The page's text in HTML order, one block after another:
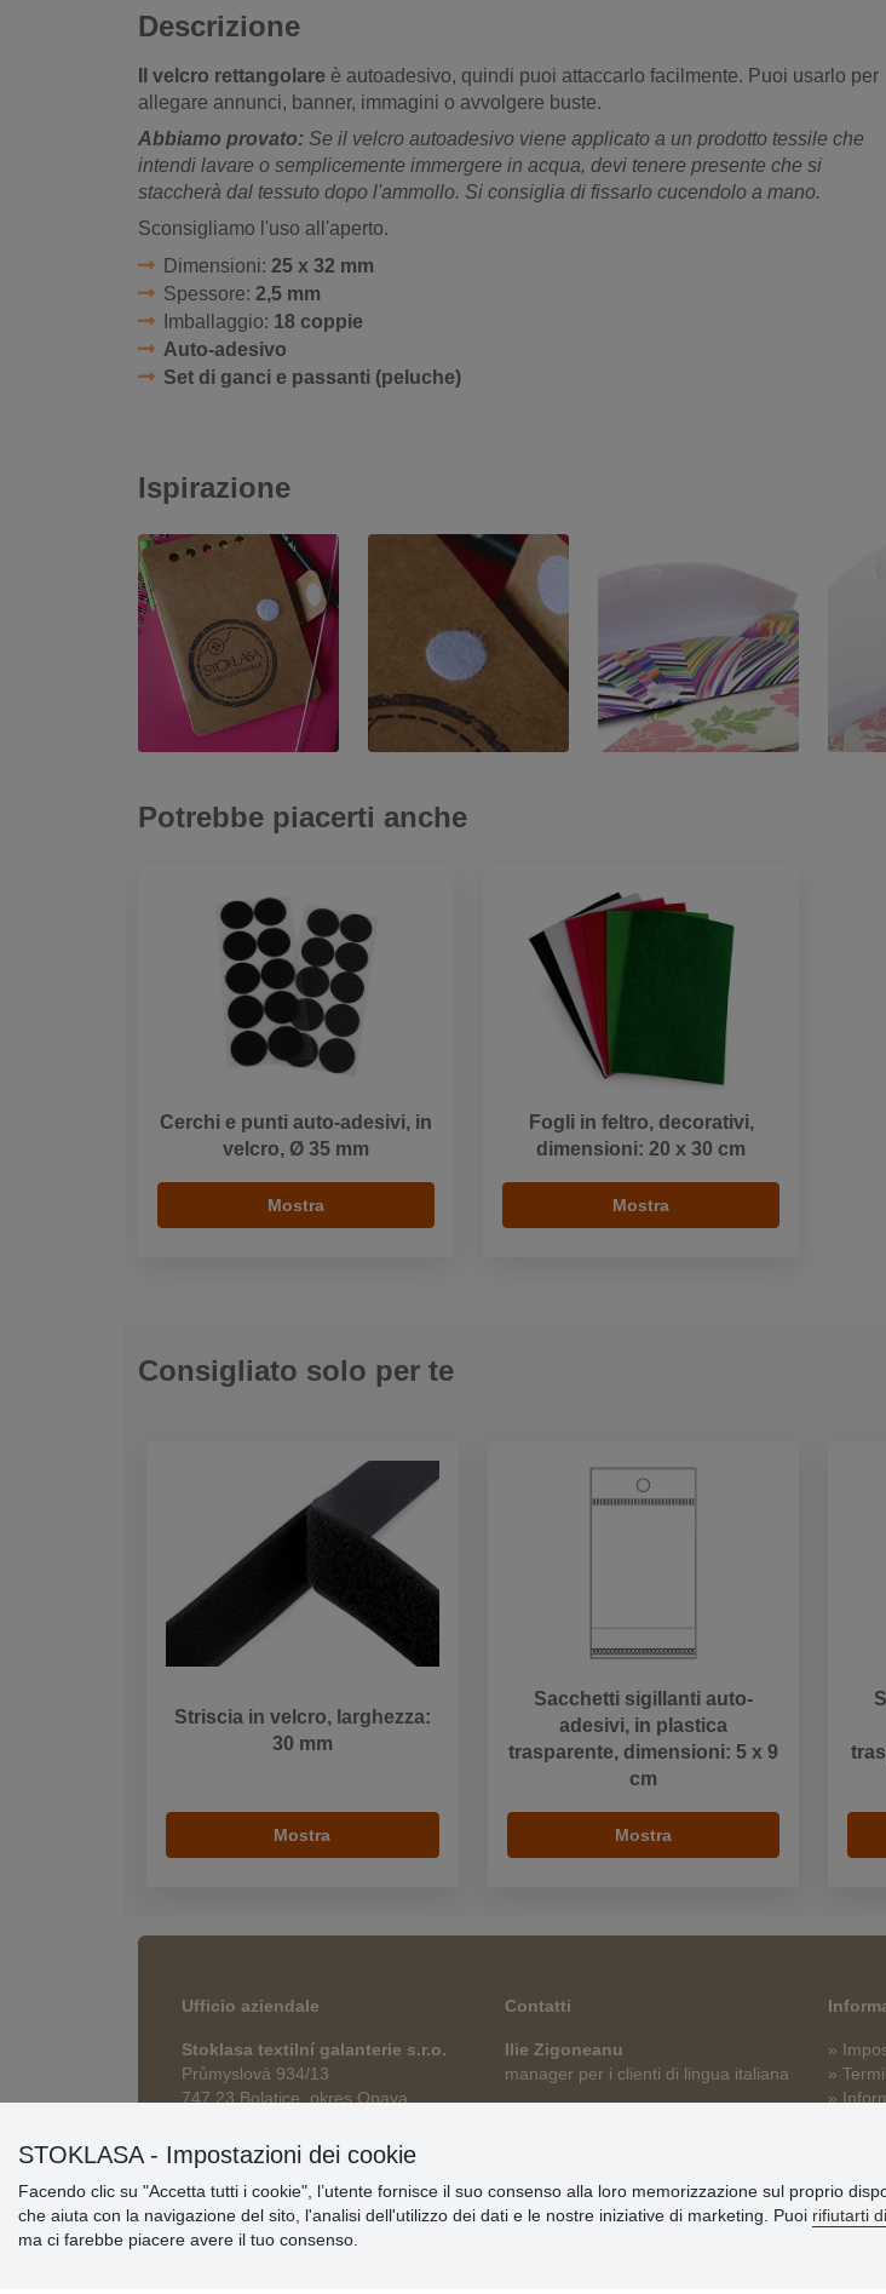
Descrizione
Il velcro rettangolare è autoadesivo, quindi puoi attaccarlo facilmente. Puoi usarlo per
allegare annunci, banner, immagini o avvolgere buste.
Abbiamo provato: Se il velcro autoadesivo viene applicato a un prodotto tessile che
intendi lavare o semplicemente immergere in acqua, devi tenere presente che si
staccherà dal tessuto dopo l'ammollo. Si consiglia di fissarlo cucendolo a mano.
Sconsigliamo l'uso all'aperto.
Dimensioni: 25 x 32 mm
Spessore: 2,5 mm
Imballaggio: 18 coppie
Auto-adesivo
Set di ganci e passanti (peluche)
Ispirazione
Potrebbe piacerti anche
Cerchi e punti auto-adesivi, in
velcro, Ø 35 mm
Mostra
Fogli in feltro, decorativi,
dimensioni: 20 x 30 cm
Mostra
Consigliato solo per te
Striscia in velcro, larghezza:
30 mm
Mostra
Sacchetti sigillanti auto-
adesivi, in plastica
trasparente, dimensioni: 5 x 9
cm
Mostra
Ufficio aziendale
Stoklasa textilní galanterie s.r.o.
Průmyslová 934/13
747 23 Bolatice, okres Opava
Contatti
Ilie Zigoneanu
manager per i clienti di lingua italiana
»
»
»
STOKLASA - Impostazioni dei cookie
Facendo clic su "Accetta tutti i cookie", l’utente fornisce il suo consenso alla loro memorizzazione sul proprio
che aiuta con la navigazione del sito, l'analisi dell'utilizzo dei dati e le nostre iniziative di marketing. Puoi rifiutarti
ma ci farebbe piacere avere il tuo consenso.